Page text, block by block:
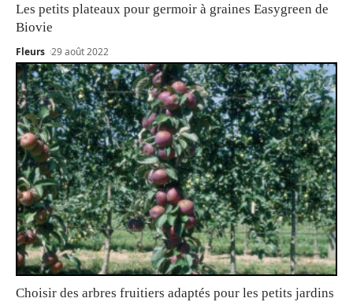
Les petits plateaux pour germoir à graines Easygreen de
Biovie
Fleurs 29 août 2022
Choisir des arbres fruitiers adaptés pour les petits jardins